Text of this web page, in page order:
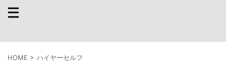
HOME > ハイヤーセルフ